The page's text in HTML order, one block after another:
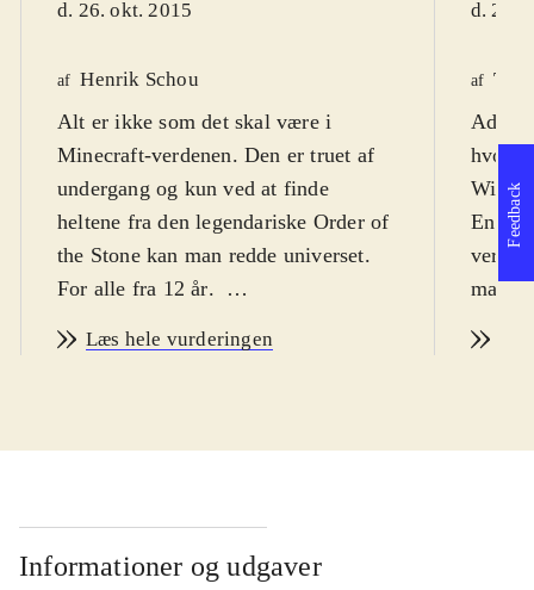
d. 26. okt. 2015
af Henrik Schou
Alt er ikke som det skal være i
Minecraft-verdenen. Den er truet af
undergang og kun ved at finde
heltene fra den legendariske Order of
the Stone kan man redde universet.
For alle fra 12 år.
"byg selv" spil som Minecraft, men
resten frigives løbende). Spillet
universet, komplet med den
firkantede grafik og masser af
Læs hele vurderingen
d. 26.
af
hvor
En
man
fra en
redde
Informationer og udgaver
Feedback